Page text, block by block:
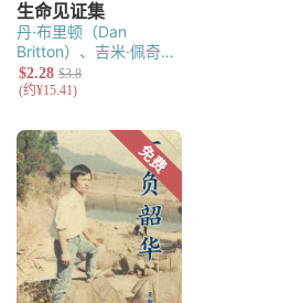
丹·布里顿（Dan
Britton）、吉米·佩奇
（Jimmy Page）等